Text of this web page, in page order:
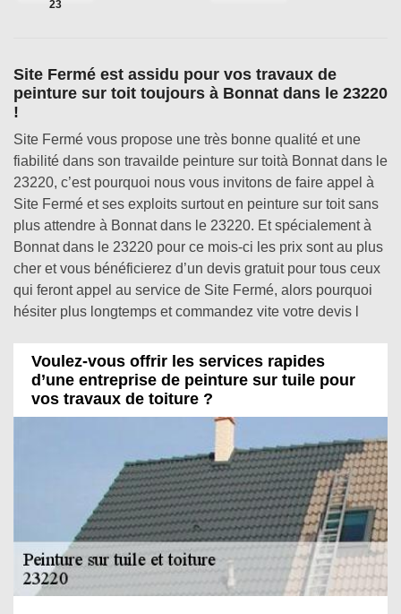
23
Site Fermé est assidu pour vos travaux de
peinture sur toit toujours à Bonnat dans le 23220
!
Site Fermé vous propose une très bonne qualité et une
fiabilité dans son travailde peinture sur toità Bonnat dans le
23220, c’est pourquoi nous vous invitons de faire appel à
Site Fermé et ses exploits surtout en peinture sur toit sans
plus attendre à Bonnat dans le 23220. Et spécialement à
Bonnat dans le 23220 pour ce mois-ci les prix sont au plus
cher et vous bénéficierez d’un devis gratuit pour tous ceux
qui feront appel au service de Site Fermé, alors pourquoi
hésiter plus longtemps et commandez vite votre devis l
Voulez-vous offrir les services rapides
d’une entreprise de peinture sur tuile pour
vos travaux de toiture ?